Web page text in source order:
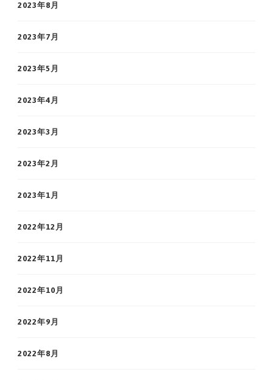
2023年8月
2023年7月
2023年5月
2023年4月
2023年3月
2023年2月
2023年1月
2022年12月
2022年11月
2022年10月
2022年9月
2022年8月